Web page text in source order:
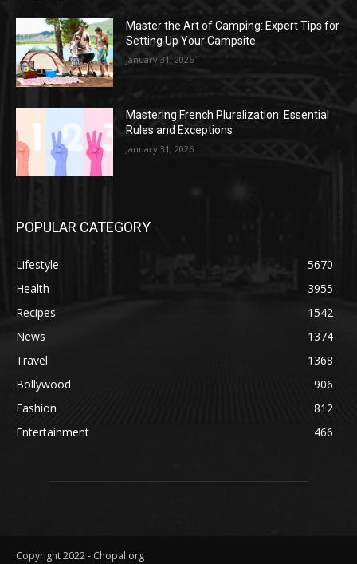
Master the Art of Camping: Expert Tips for
Setting Up Your Campsite
January 31, 2026
Mastering French Pluralization: Essential
Rules and Exceptions
January 31, 2026
POPULAR CATEGORY
Lifestyle
5670
Health
3955
Recipes
1542
News
1374
Travel
1368
Bollywood
906
Fashion
812
Entertainment
466
Copyright 2022 - Chopal.org